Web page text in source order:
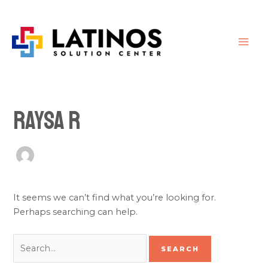
content
Raysa R
It seems we can’t find what you’re looking for.
Perhaps searching can help.